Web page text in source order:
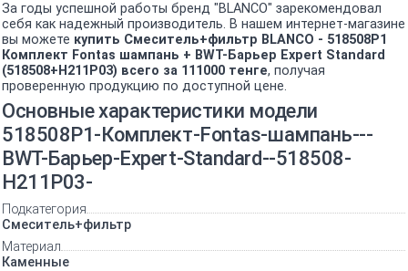
За годы успешной работы бренд "BLANCO" зарекомендовал
себя как надежный производитель. В нашем интернет-магазине
вы можете купить Смеситель+фильтр BLANCO - 518508P1
Комплект Fontas шампань + BWT-Барьер Expert Standard
(518508+H211P03) всего за 111000 тенге, получая
проверенную продукцию по доступной цене.
Основные характеристики модели
518508P1-Комплект-Fontas-шампань---
BWT-Барьер-Expert-Standard--518508-
H211P03-
Подкатегория
Смеситель+фильтр
Материал
Каменные